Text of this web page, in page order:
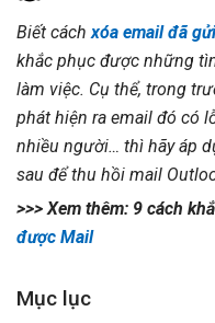
Biết cách xóa email đã
khắc phục được những
làm việc. Cụ thể, trong
phát hiện ra email đó có
nhiều người… thì hãy áp
sau để thu hồi mail
>>> Xem thêm: 9 cách
được Mail
Mục lục